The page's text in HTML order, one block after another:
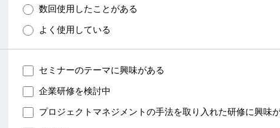
数回使用したことがある
よく使用している
セミナーのテーマに興味がある
企業研修を検討中
プロジェクトマネジメントの手法を取り入れた研修に興味